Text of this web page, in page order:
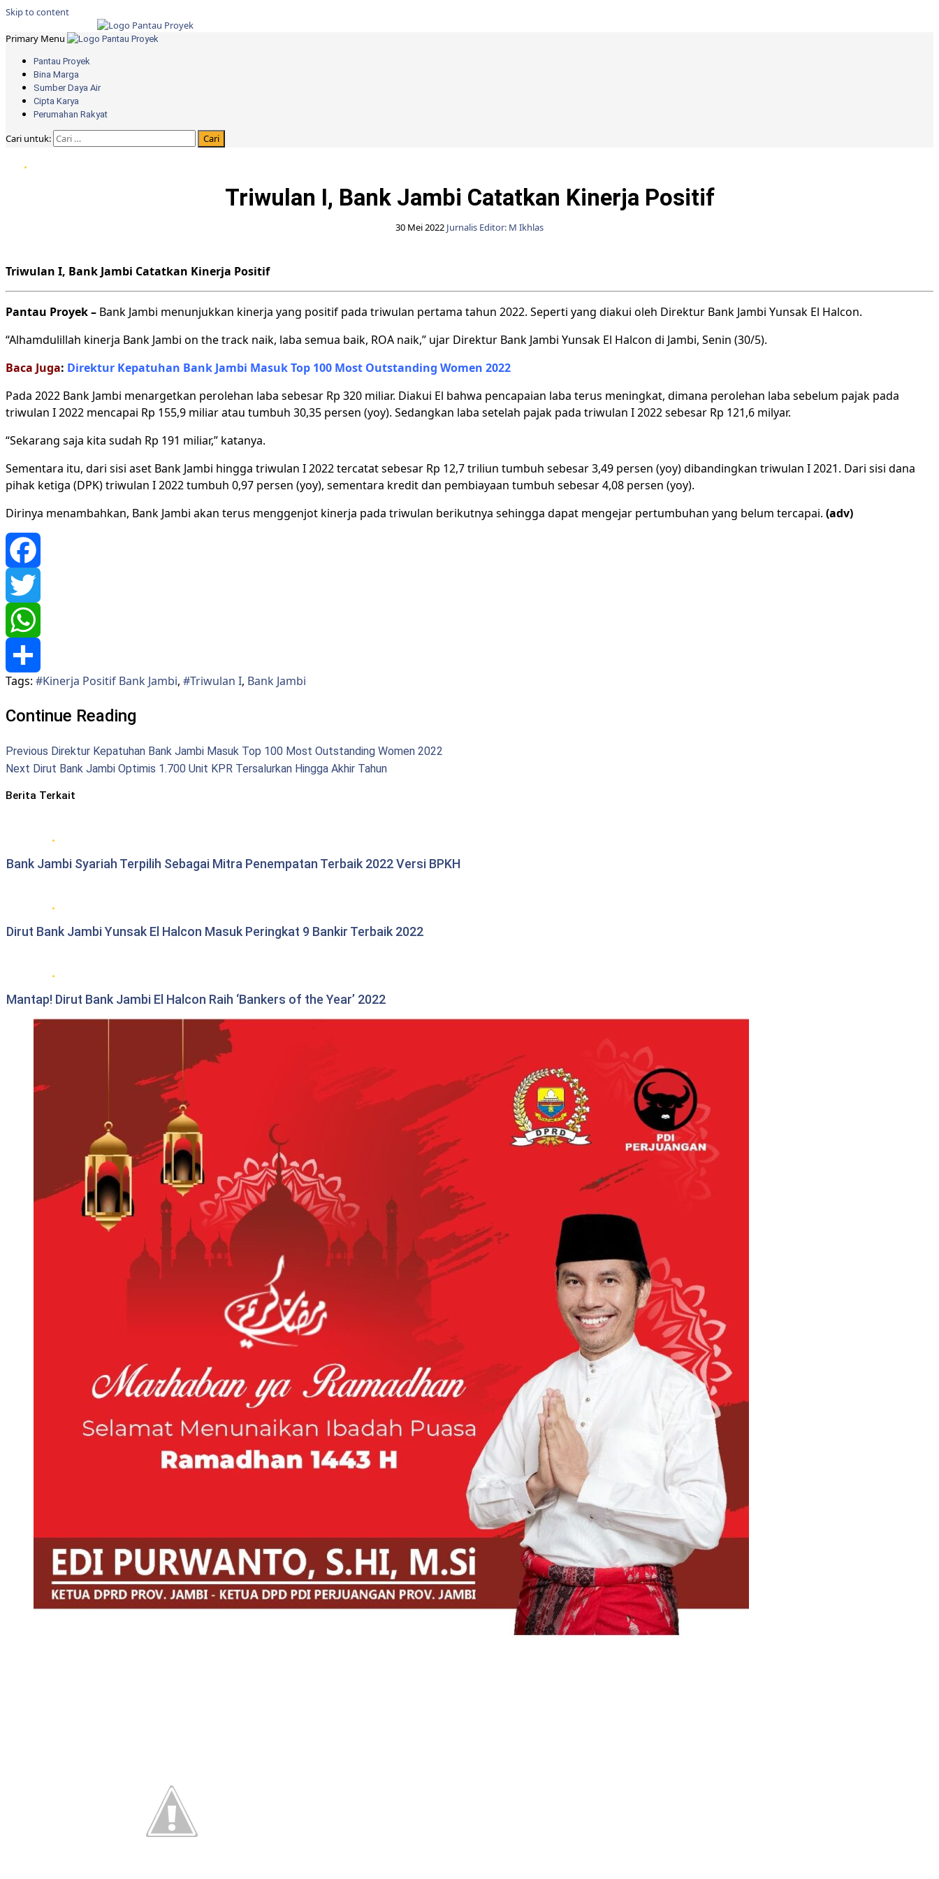
Skip to content
Primary Menu
Pantau Proyek
Bina Marga
Sumber Daya Air
Cipta Karya
Perumahan Rakyat
Cari untuk:
Triwulan I, Bank Jambi Catatkan Kinerja Positif
30 Mei 2022 Jurnalis Editor: M Ikhlas
Triwulan I, Bank Jambi Catatkan Kinerja Positif
Pantau Proyek – Bank Jambi menunjukkan kinerja yang positif pada triwulan pertama tahun 2022. Seperti yang diakui oleh Direktur Bank Jambi Yunsak El Halcon.
“Alhamdulillah kinerja Bank Jambi on the track naik, laba semua baik, ROA naik,” ujar Direktur Bank Jambi Yunsak El Halcon di Jambi, Senin (30/5).
Baca Juga: Direktur Kepatuhan Bank Jambi Masuk Top 100 Most Outstanding Women 2022
Pada 2022 Bank Jambi menargetkan perolehan laba sebesar Rp 320 miliar. Diakui El bahwa pencapaian laba terus meningkat, dimana perolehan laba sebelum pajak pada
triwulan I 2022 mencapai Rp 155,9 miliar atau tumbuh 30,35 persen (yoy). Sedangkan laba setelah pajak pada triwulan I 2022 sebesar Rp 121,6 milyar.
“Sekarang saja kita sudah Rp 191 miliar,” katanya.
Sementara itu, dari sisi aset Bank Jambi hingga triwulan I 2022 tercatat sebesar Rp 12,7 triliun tumbuh sebesar 3,49 persen (yoy) dibandingkan triwulan I 2021. Dari sisi dana
pihak ketiga (DPK) triwulan I 2022 tumbuh 0,97 persen (yoy), sementara kredit dan pembiayaan tumbuh sebesar 4,08 persen (yoy).
Dirinya menambahkan, Bank Jambi akan terus menggenjot kinerja pada triwulan berikutnya sehingga dapat mengejar pertumbuhan yang belum tercapai. (adv)
Facebook
Twitter
WhatsApp
Share
Tags: #Kinerja Positif Bank Jambi, #Triwulan I, Bank Jambi
Continue Reading
Previous Direktur Kepatuhan Bank Jambi Masuk Top 100 Most Outstanding Women 2022
Next Dirut Bank Jambi Optimis 1.700 Unit KPR Tersalurkan Hingga Akhir Tahun
Berita Terkait
Bank Jambi Syariah Terpilih Sebagai Mitra Penempatan Terbaik 2022 Versi BPKH
Dirut Bank Jambi Yunsak El Halcon Masuk Peringkat 9 Bankir Terbaik 2022
Mantap! Dirut Bank Jambi El Halcon Raih ‘Bankers of the Year’ 2022